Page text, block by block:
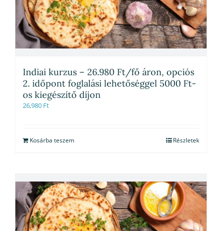
Indiai kurzus – 26.980 Ft/fő áron, opciós
2. időpont foglalási lehetőséggel 5000 Ft-
os kiegészítő díjon
26,980 Ft
Kosárba teszem Részletek